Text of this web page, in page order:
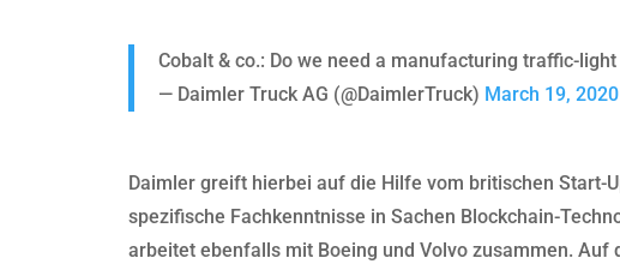
Cobalt & co.: Do we need a manufacturing traffic-
— Daimler Truck AG (@DaimlerTruck) March 19, 2020
Daimler greift hierbei auf die Hilfe vom britischen Start-
spezifische Fachkenntnisse in Sachen Blockchain-
arbeitet ebenfalls mit Boeing und Volvo zusammen.